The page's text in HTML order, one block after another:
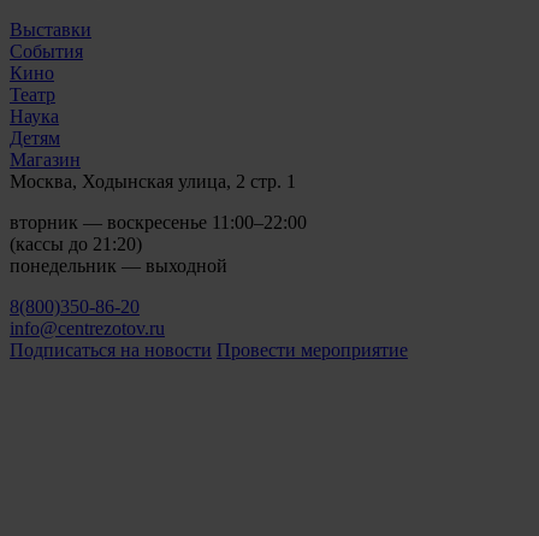
Выставки
События
Кино
Театр
Наука
Детям
Магазин
Москва, Ходынская улица, 2 стр. 1
вторник — воскресенье 11:00–22:00
(кассы до 21:20)
понедельник — выходной
8(800)350-86-20
info@centrezotov.ru
Подписаться на новости Провести мероприятие